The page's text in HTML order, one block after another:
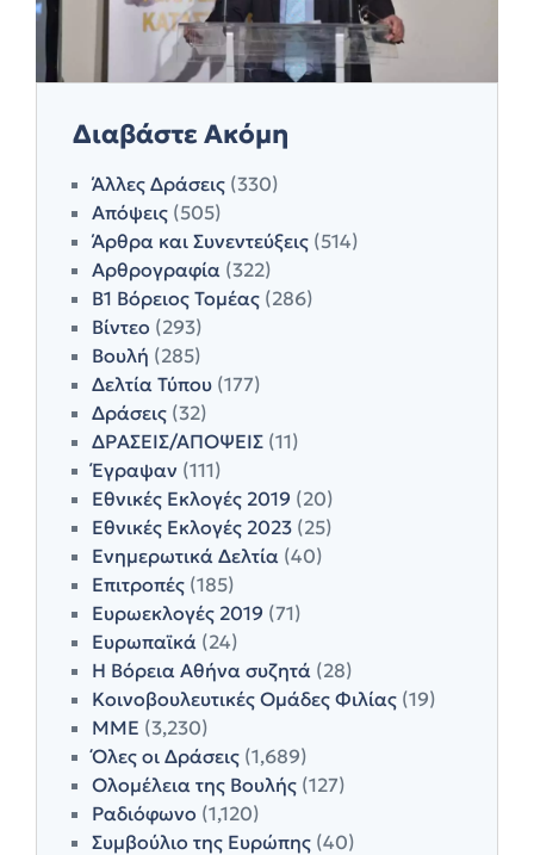
Διαβάστε Ακόμη
Άλλες Δράσεις (330)
Απόψεις (505)
Άρθρα και Συνεντεύξεις (514)
Αρθρογραφία (322)
Β1 Βόρειος Τομέας (286)
Βίντεο (293)
Βουλή (285)
Δελτία Τύπου (177)
Δράσεις (32)
ΔΡΑΣΕΙΣ/ΑΠΟΨΕΙΣ (11)
Έγραψαν (111)
Εθνικές Εκλογές 2019 (20)
Εθνικές Εκλογές 2023 (25)
Ενημερωτικά Δελτία (40)
Επιτροπές (185)
Ευρωεκλογές 2019 (71)
Ευρωπαϊκά (24)
Η Βόρεια Αθήνα συζητά (28)
Κοινοβουλευτικές Ομάδες Φιλίας (19)
ΜΜΕ (3,230)
Όλες οι Δράσεις (1,689)
Ολομέλεια της Βουλής (127)
Ραδιόφωνο (1,120)
Συμβούλιο της Ευρώπης (40)